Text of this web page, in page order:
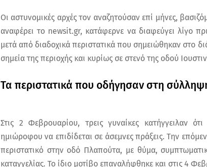
Οι αστυνομικές αρχές τον αναζητούσαν επί μήνες,
αναφέρει το newsit.gr, κατάφερνε να διαφεύγει λίγο
μετά από διαδοχικά περιστατικά που σημειώθηκαν στο
σημεία της περιοχής και κυρίως σε στενό της οδού
Τα περιστατικά που οδήγησαν στη
Στις 2 Φεβρουαρίου, τρεις γυναίκες κατήγγειλαν
ημιώροφου να επιδίδεται σε άσεμνες πράξεις. Την
περιστατικό στην οδό Πλαπούτα, με θύμα,
καταγγελίας. Το ίδιο μοτίβο επαναλήφθηκε και στις 4